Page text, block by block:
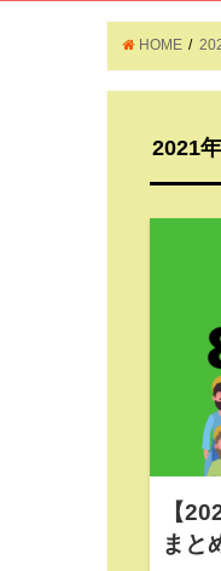
HOME
2021
【
まと